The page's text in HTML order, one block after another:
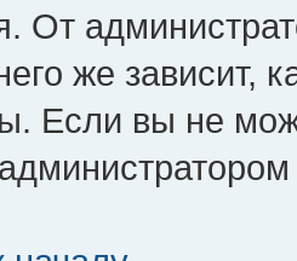
От
же зависит,
Если вы не